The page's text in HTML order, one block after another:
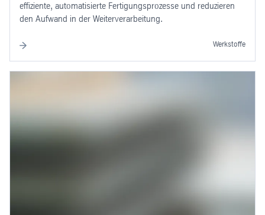
effiziente, automatisierte Fertigungsprozesse und reduzieren
den Aufwand in der Weiterverarbeitung.
Werkstoffe